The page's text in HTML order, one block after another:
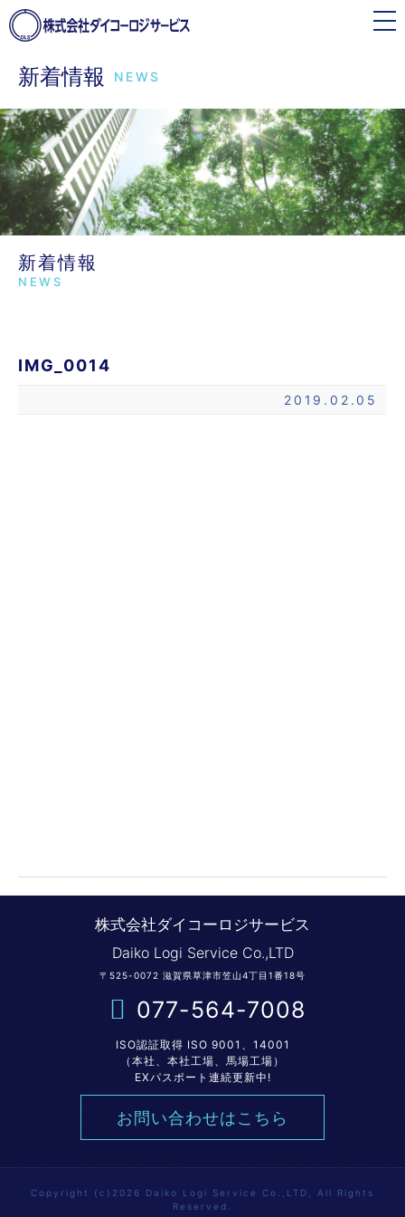
toggle
navigation
新着情報 NEWS
新着情報
NEWS
IMG_0014
2019.02.05
株式会社ダイコーロジサービス
Daiko Logi Service Co.,LTD
〒525-0072 滋賀県草津市笠山4丁目1番18号
077-564-7008
ISO認証取得 ISO 9001、14001
（本社、本社工場、馬場工場）
EXパスポート連続更新中!
お問い合わせはこちら
Copyright (c)2026 Daiko Logi Service Co.,LTD, All Rights
Reserved.